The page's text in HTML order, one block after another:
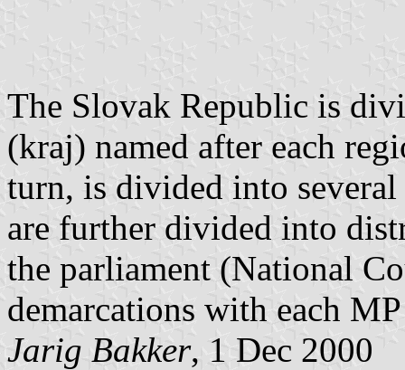
The Slovak Republic is
(kraj) named after each
turn, is divided into several
are further divided into
the parliament (National
demarcations with each
Jarig Bakker, 1 Dec 2000